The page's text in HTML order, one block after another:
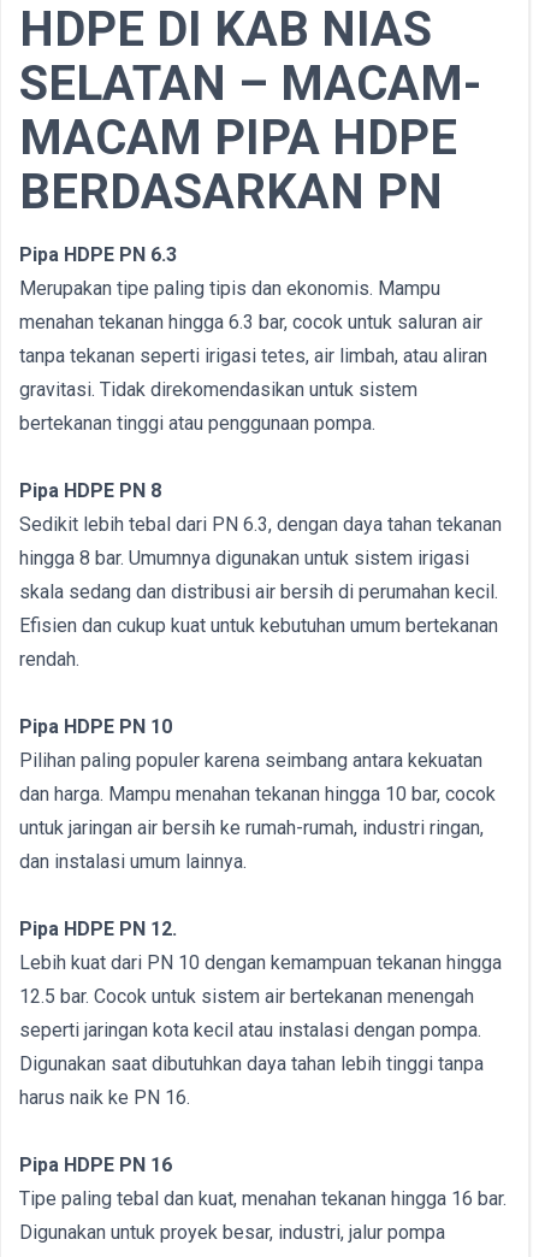
HDPE DI KAB NIAS
SELATAN – MACAM-
MACAM PIPA HDPE
BERDASARKAN PN
Pipa HDPE PN 6.3
Merupakan tipe paling tipis dan ekonomis. Mampu
menahan tekanan hingga 6.3 bar, cocok untuk saluran air
tanpa tekanan seperti irigasi tetes, air limbah, atau aliran
gravitasi. Tidak direkomendasikan untuk sistem
bertekanan tinggi atau penggunaan pompa.
Pipa HDPE PN 8
Sedikit lebih tebal dari PN 6.3, dengan daya tahan tekanan
hingga 8 bar. Umumnya digunakan untuk sistem irigasi
skala sedang dan distribusi air bersih di perumahan kecil.
Efisien dan cukup kuat untuk kebutuhan umum bertekanan
rendah.
Pipa HDPE PN 10
Pilihan paling populer karena seimbang antara kekuatan
dan harga. Mampu menahan tekanan hingga 10 bar, cocok
untuk jaringan air bersih ke rumah-rumah, industri ringan,
dan instalasi umum lainnya.
Pipa HDPE PN 12.
Lebih kuat dari PN 10 dengan kemampuan tekanan hingga
12.5 bar. Cocok untuk sistem air bertekanan menengah
seperti jaringan kota kecil atau instalasi dengan pompa.
Digunakan saat dibutuhkan daya tahan lebih tinggi tanpa
harus naik ke PN 16.
Pipa HDPE PN 16
Tipe paling tebal dan kuat, menahan tekanan hingga 16 bar.
Digunakan untuk proyek besar, industri, jalur pompa